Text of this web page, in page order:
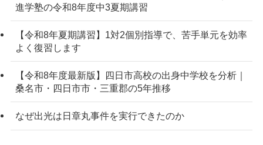
進学塾の令和8年度中3夏期講習
【令和8年夏期講習】1対2個別指導で、苦手単元を効率
よく復習します
【令和8年度最新版】四日市高校の出身中学校を分析｜
桑名市・四日市市・三重郡の5年推移
なぜ出光は日章丸事件を実行できたのか